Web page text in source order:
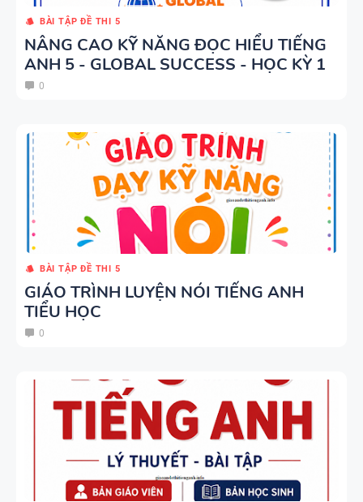
BÀI TẬP ĐỀ THI 5
NÂNG CAO KỸ NĂNG ĐỌC HIỂU TIẾNG
ANH 5 - GLOBAL SUCCESS - HỌC KỲ 1
0
BÀI TẬP ĐỀ THI 5
GIÁO TRÌNH LUYỆN NÓI TIẾNG ANH
TIỂU HỌC
0